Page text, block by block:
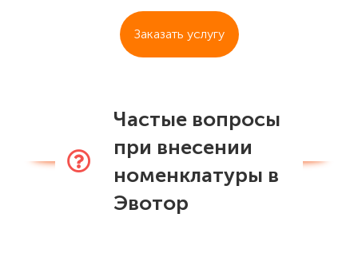
Заказать услугу
Частые вопросы
при внесении
номенклатуры в
Эвотор